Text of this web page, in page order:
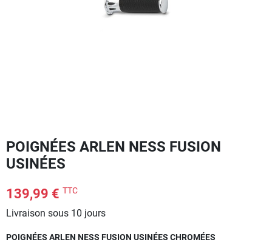
POIGNÉES ARLEN NESS FUSION
USINÉES
139,99 € TTC
Livraison sous 10 jours
POIGNÉES ARLEN NESS FUSION USINÉES CHROMÉES